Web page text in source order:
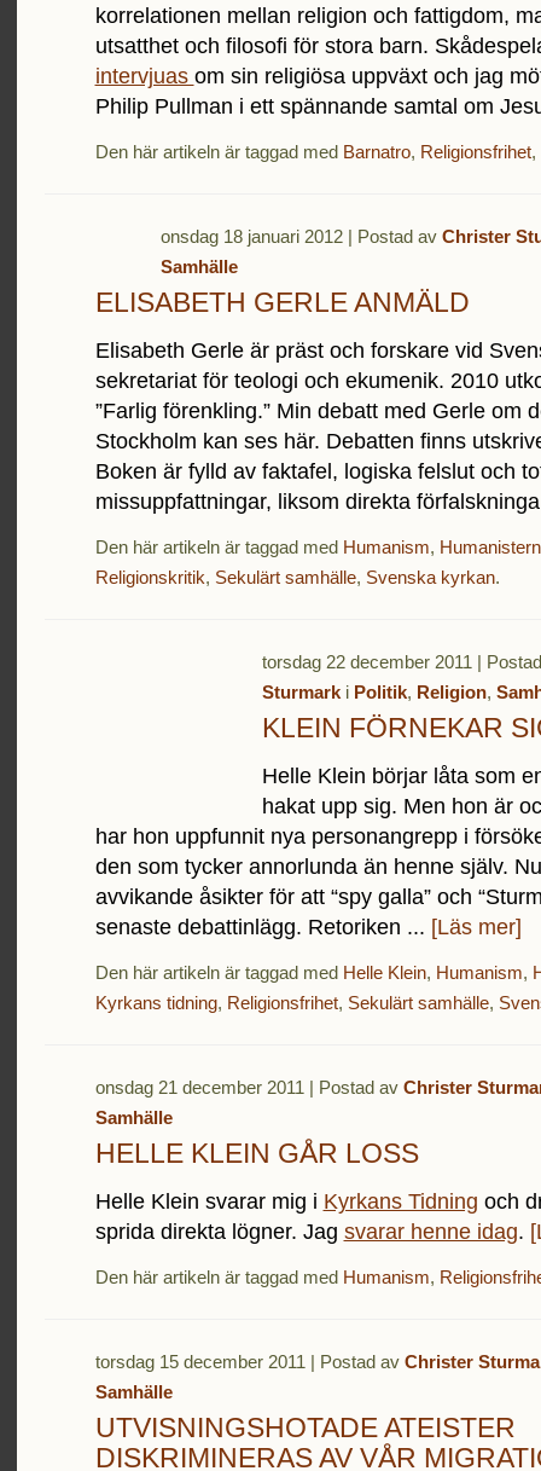
korrelationen mellan religion och fattigdom,
utsatthet och filosofi för stora barn.
intervjuas om sin religiösa uppväxt och jag
Philip Pullman i ett spännande samtal om
Den här artikeln är taggad med Barnatro, Religionsfrihet,
onsdag 18 januari 2012 | Postad av Christer
Samhälle
ELISABETH GERLE ANMÄLD
Elisabeth Gerle är präst och forskare vid
sekretariat för teologi och ekumenik. 2010
”Farlig förenkling.” Min debatt med Gerle om
Stockholm kan ses här. Debatten finns
Boken är fylld av faktafel, logiska felslut och
missuppfattningar, liksom direkta
Den här artikeln är taggad med Humanism,
Religionskritik, Sekulärt samhälle, Svenska kyrkan.
torsdag 22 december 2011 |
Sturmarki Politik, Religion,
KLEIN FÖRNEKAR
Helle Klein börjar låta som
hakat upp sig. Men hon är
har hon uppfunnit nya personangrepp i
den som tycker annorlunda än henne själv.
avvikande åsikter för att “spy galla” och
senaste debattinlägg. Retoriken ... [Läs mer]
Den här artikeln är taggad med Helle Klein, Humanism,
Kyrkans tidning, Religionsfrihet, Sekulärt samhälle,
onsdag 21 december 2011 | Postad av Christer
Samhälle
HELLE KLEIN GÅR LOSS
Helle Klein svarar mig i Kyrkans Tidning och
sprida direkta lögner. Jag svarar henne idag.
Den här artikeln är taggad med Humanism,
torsdag 15 december 2011 | Postad av Christer
Samhälle
UTVISNINGSHOTADE ATEISTER
DISKRIMINERAS AV VÅR